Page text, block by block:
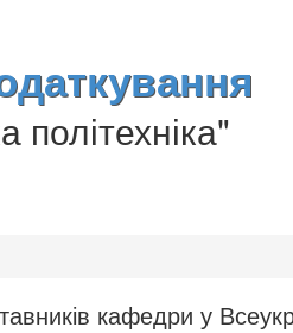
політехніка"
кафедри у